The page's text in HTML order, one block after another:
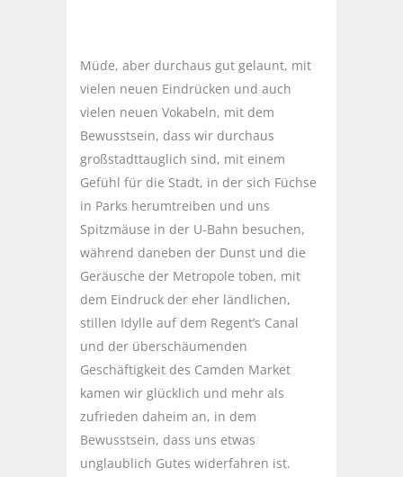
Müde, aber durchaus gut gelaunt, mit
vielen neuen Eindrücken und auch
vielen neuen Vokabeln, mit dem
Bewusstsein, dass wir durchaus
großstadttauglich sind, mit einem
Gefühl für die Stadt, in der sich Füchse
in Parks herumtreiben und uns
Spitzmäuse in der U-Bahn besuchen,
während daneben der Dunst und die
Geräusche der Metropole toben, mit
dem Eindruck der eher ländlichen,
stillen Idylle auf dem Regent’s Canal
und der überschäumenden
Geschäftigkeit des Camden Market
kamen wir glücklich und mehr als
zufrieden daheim an, in dem
Bewusstsein, dass uns etwas
unglaublich Gutes widerfahren ist.